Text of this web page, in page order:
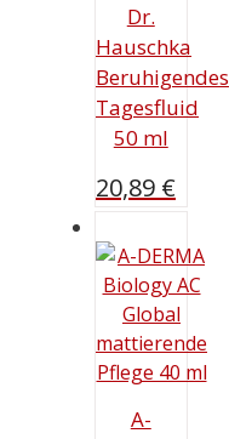
Dr.
Hauschka
Beruhigendes
Tagesfluid
50 ml
20,89 €
A-